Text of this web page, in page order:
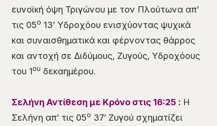
ευνοϊκή όψη Τριγώνου με τον Πλούτωνα απ’
τις 05ο 13’ Υδροχόου ενισχύοντας ψυχικά
και συναισθηματικά και φέρνοντας θάρρος
και αντοχή σε Διδύμους, Ζυγούς, Υδροχόους
του 1ου δεκαημέρου.
Σελήνη Αντίθεση με Κρόνο στις 16:25 : Η
Σελήνη απ’ τις 05ο 37′ Ζυγού σχηματίζει